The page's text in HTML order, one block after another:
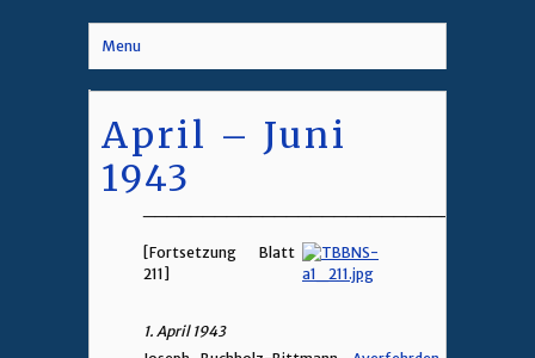
Menu
April – Juni
1943
[Fortsetzung Blatt
211]
1. April 1943